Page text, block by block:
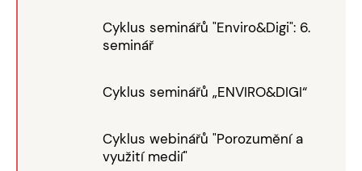
Cyklus seminářů "Enviro&Digi": 6.
seminář
Cyklus seminářů „ENVIRO&DIGI“
Cyklus webinářů "Porozumění a
využití medií"